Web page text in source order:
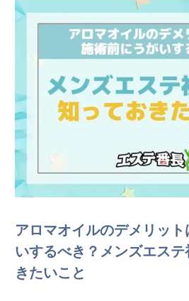
アロマオイルのデメリッ
いするべき？メンズエス
きたいこと